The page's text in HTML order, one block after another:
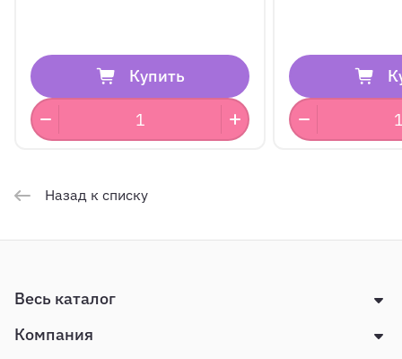
Купить
Назад к списку
Весь каталог
Компания